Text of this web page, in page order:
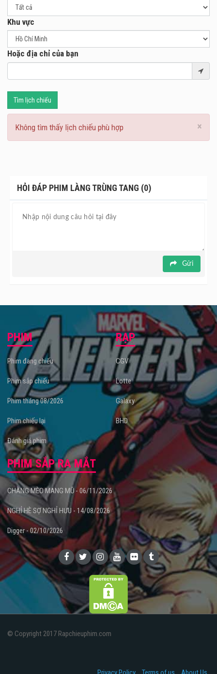
chính mình – Qorin.
Khu vực
Hoặc địa chỉ của bạn
Tìm lịch chiếu
×
Không tìm thấy lịch chiếu phù hợp
HỎI ĐÁP PHIM LÀNG TRÙNG TANG (0)
Gửi
PHIM
Phim đang chiếu
Phim sắp chiếu
Phim tháng 08/2026
Phim chiếu lại
Đánh giá phim
RẠP
CGV
Lotte
Galaxy
BHD
PHIM SẮP RA MẮT
CHÀNG MÈO MANG MŨ - 06/11/2026
NGHỈ HÈ SỢ NGHỈ HƯU - 14/08/2026
Digger - 02/10/2026
© Copyright 2017 Rapchieuphim.com